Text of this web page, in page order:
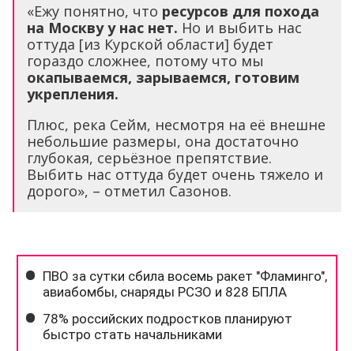
«Ежу понятно, что ресурсов для похода
на Москву у нас нет. Но и выбить нас
оттуда [из Курской области] будет
гораздо сложнее, потому что мы
окапываемся, зарываемся, готовим
укрепления.
Плюс, река Сейм, несмотря на её внешне
небольшие размеры, она достаточно
глубокая, серьёзное препятствие.
Выбить нас оттуда будет очень тяжело и
дорого», – отметил Сазонов.